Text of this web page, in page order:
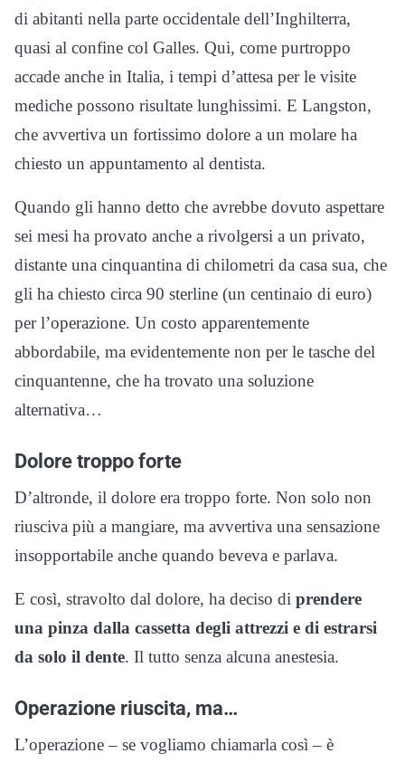
di abitanti nella parte occidentale dell’Inghilterra,
quasi al confine col Galles. Qui, come purtroppo
accade anche in Italia, i tempi d’attesa per le visite
mediche possono risultate lunghissimi. E Langston,
che avvertiva un fortissimo dolore a un molare ha
chiesto un appuntamento al dentista.
Quando gli hanno detto che avrebbe dovuto aspettare
sei mesi ha provato anche a rivolgersi a un privato,
distante una cinquantina di chilometri da casa sua, che
gli ha chiesto circa 90 sterline (un centinaio di euro)
per l’operazione. Un costo apparentemente
abbordabile, ma evidentemente non per le tasche del
cinquantenne, che ha trovato una soluzione
alternativa…
Dolore troppo forte
D’altronde, il dolore era troppo forte. Non solo non
riusciva più a mangiare, ma avvertiva una sensazione
insopportabile anche quando beveva e parlava.
E così, stravolto dal dolore, ha deciso di prendere
una pinza dalla cassetta degli attrezzi e di estrarsi
da solo il dente. Il tutto senza alcuna anestesia.
Operazione riuscita, ma…
L’operazione – se vogliamo chiamarla così – è